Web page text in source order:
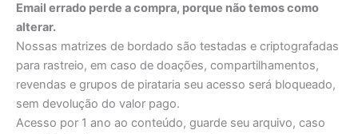
Email errado perde a compra, porque não temos como
alterar.
Nossas matrizes de bordado são testadas e criptografadas
para rastreio, em caso de doações, compartilhamentos,
revendas e grupos de pirataria seu acesso será bloqueado,
sem devolução do valor pago.
Acesso por 1 ano ao conteúdo, guarde seu arquivo, caso